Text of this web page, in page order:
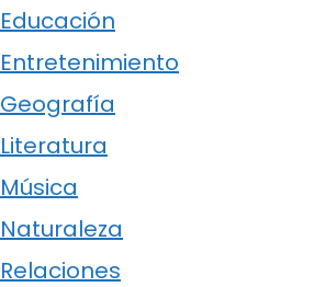
Educación
Entretenimiento
Geografía
Literatura
Música
Naturaleza
Relaciones